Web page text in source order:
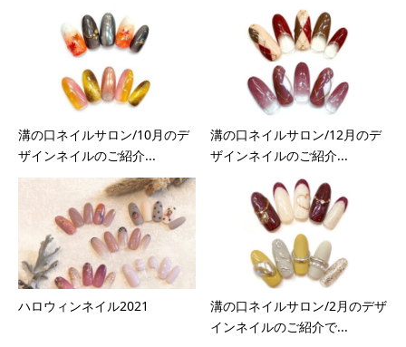
溝の口ネイルサロン/10月のデ
ザインネイルのご紹介...
溝の口ネイルサロン/12月のデ
ザインネイルのご紹介...
ハロウィンネイル2021
溝の口ネイルサロン/2月のデザ
インネイルのご紹介で...